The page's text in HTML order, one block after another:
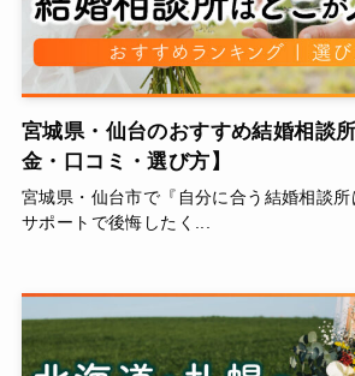
宮城県・仙台のおすすめ結婚相談
金・口コミ・選び方】
宮城県・仙台市で『自分に合う結婚相談
サポートで後悔したく...